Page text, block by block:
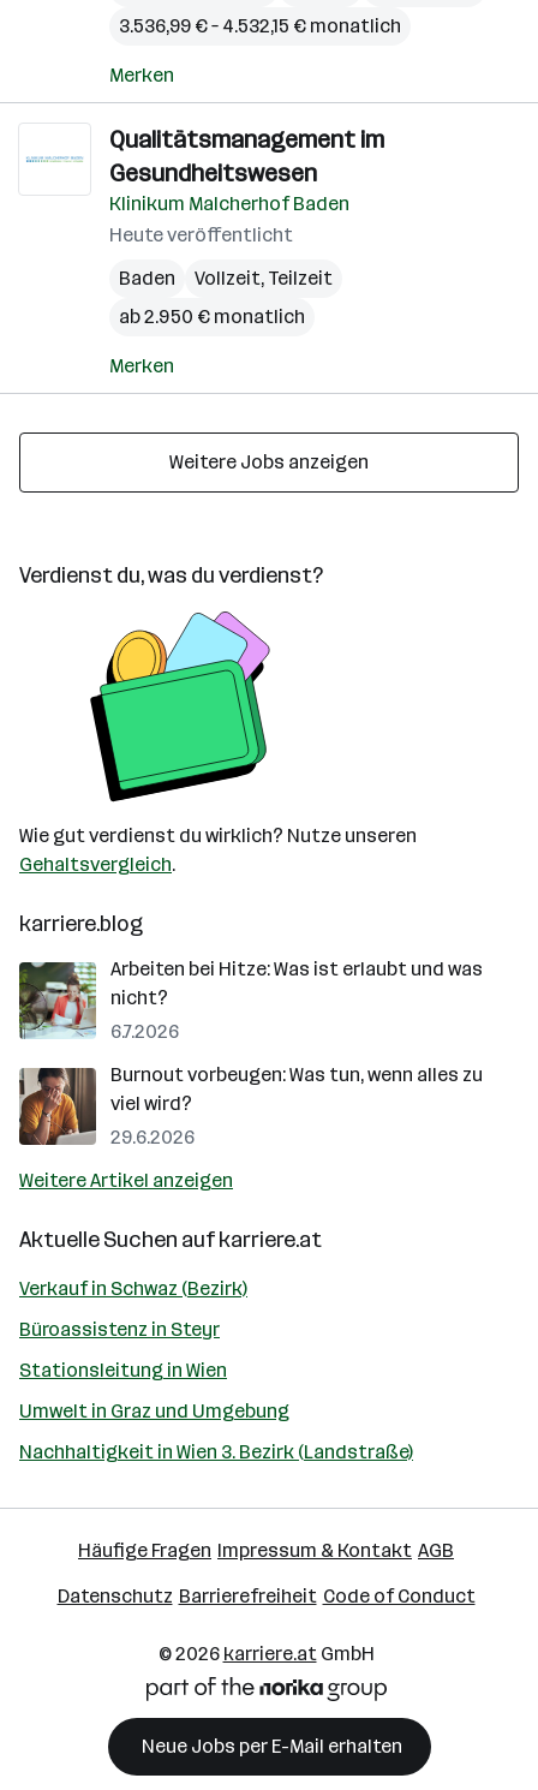
3.536,99 € – 4.532,15 € monatlich
Merken
Qualitätsmanagement im
Gesundheitswesen
Klinikum Malcherhof Baden
Heute veröffentlicht
Baden
Vollzeit, Teilzeit
ab 2.950 € monatlich
Merken
Weitere Jobs anzeigen
Verdienst du, was du verdienst?
Wie gut verdienst du wirklich? Nutze unseren
Gehaltsvergleich.
karriere.blog
Arbeiten bei Hitze: Was ist erlaubt und was
nicht?
6.7.2026
Burnout vorbeugen: Was tun, wenn alles zu
viel wird?
29.6.2026
Weitere Artikel anzeigen
Aktuelle Suchen aufkarriere.at
Verkauf in Schwaz (Bezirk)
Büroassistenz in Steyr
Stationsleitung in Wien
Umwelt in Graz und Umgebung
Nachhaltigkeit in Wien 3. Bezirk (Landstraße)
Häufige Fragen Impressum & Kontakt AGB
Datenschutz Barrierefreiheit Code of Conduct
© 2026 karriere.atGmbH
Neue Jobs per E-Mail erhalten